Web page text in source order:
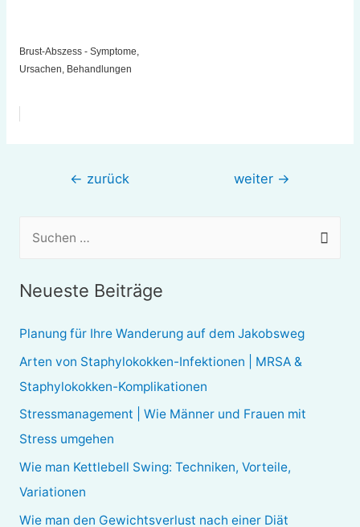
Brust-Abszess - Symptome,
Ursachen, Behandlungen
Beitragsnavigation
← zurück weiter →
e
Neueste Beiträge
Planung für Ihre Wanderung auf dem Jakobsweg
Arten von Staphylokokken-Infektionen | MRSA &
Staphylokokken-Komplikationen
Stressmanagement | Wie Männer und Frauen mit
Stress umgehen
Wie man Kettlebell Swing: Techniken, Vorteile,
Variationen
Wie man den Gewichtsverlust nach einer Diät